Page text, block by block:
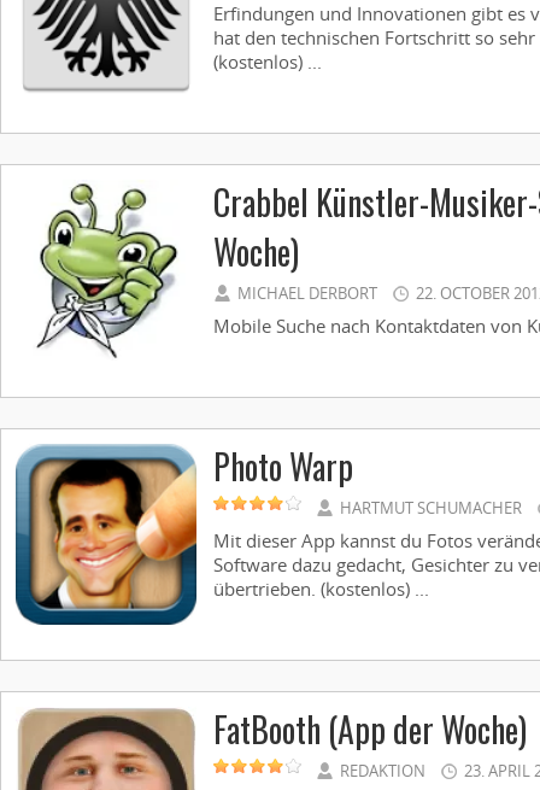
Erfindungen und Innovationen gibt es
hat den technischen Fortschritt so
(kostenlos) ...
Crabbel Künstler-
Woche)
MICHAEL DERBORT 22. OCTOBER
Mobile Suche nach Kontaktdaten von
Photo Warp
HARTMUT SCHUMACHER
Mit dieser App kannst du Fotos
Software dazu gedacht, Gesichter zu
übertrieben. (kostenlos) ...
FatBooth (App der Woche)
REDAKTION 23. APRIL